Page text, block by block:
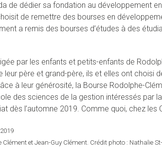
de dédier sa fondation au développement
de remettre des bourses en
a remis des bourses d’études à des
par les enfants et petits-enfants de
leur père et grand-père, ils et elles ont choisi
à leur générosité, la Bourse Rodolphe-
des sciences de la gestion intéressés par
dès l’automne 2019. Comme quoi, chez
Clément et Jean-Guy Clément. Crédit photo : Nathalie